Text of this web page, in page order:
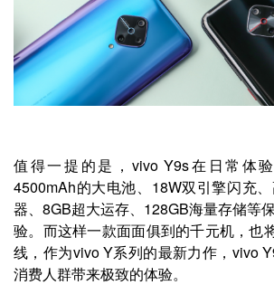
值得一提的是，vivo Y9s在日常体
4500mAh的大电池、18W双引擎闪充
器、8GB超大运存、128GB海量存储等
验。而这样一款面面俱到的千元机，也
线，作为vivo Y系列的最新力作，vivo
消费人群带来极致的体验。